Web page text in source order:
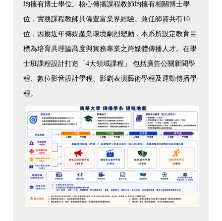
均擁有博士學位。核心傳播課程教師均擁有相關博士學
位，實務課程教師具備豊富業界經驗。兼任師資共有10
位，因應近年傳媒產業環境劇烈變動，本系所設定教育目
標為培育具理論高度與寅務專業之跨媒體傳播人才。在學
士班課程設計打造「4大領域課程」 包括廣告公關新聞學
程、數位影音設計學程、影劇表演藝術學程及運動傳播學
程。